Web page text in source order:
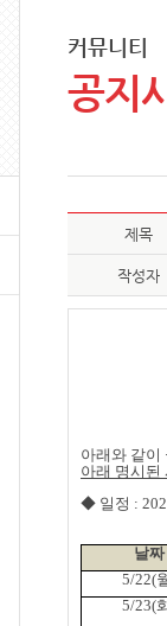
커뮤니티
공지
제목
작성자
아래와 같이
아래 명시
◆ 일정 :
날짜
5/22(
5/23(